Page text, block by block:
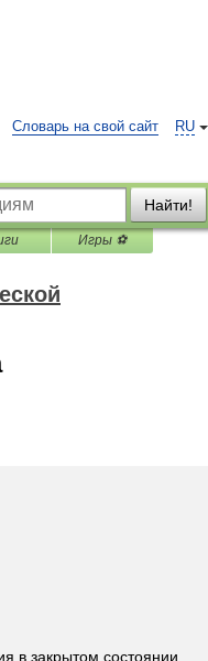
RU
Словарь на свой сайт
Найти!
Игры ⚽
в закрытом состоянии